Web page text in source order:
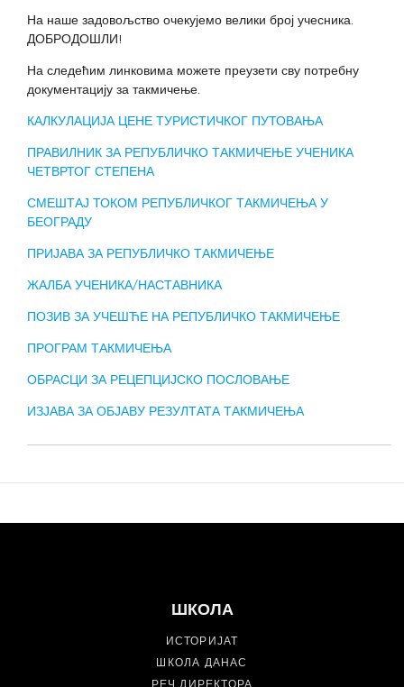
На наше задовољство очекујемо велики број учесника.
ДОБРОДОШЛИ!
На следећим линковима можете преузети сву потребну
документацију за такмичење.
КАЛКУЛАЦИЈА ЦЕНЕ ТУРИСТИЧКОГ ПУТОВАЊА
ПРАВИЛНИК ЗА РЕПУБЛИЧКО ТАКМИЧЕЊЕ УЧЕНИКА
ЧЕТВРТОГ СТЕПЕНА
СМЕШТАЈ ТОКОМ РЕПУБЛИЧКОГ ТАКМИЧЕЊА У
БЕОГРАДУ
ПРИЈАВА ЗА РЕПУБЛИЧКО ТАКМИЧЕЊЕ
ЖАЛБА УЧЕНИКА/НАСТАВНИКА
ПОЗИВ ЗА УЧЕШЋЕ НА РЕПУБЛИЧКО ТАКМИЧЕЊЕ
ПРОГРАМ ТАКМИЧЕЊА
ОБРАСЦИ ЗА РЕЦЕПЦИЈСКО ПОСЛОВАЊЕ
ИЗЈАВА ЗА ОБЈАВУ РЕЗУЛТАТА ТАКМИЧЕЊА
ШКОЛА
ИСТОРИЈАТ
ШКОЛА ДАНАС
РЕЧ ДИРЕКТОРА